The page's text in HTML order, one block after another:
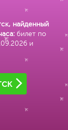
найденный
билет по
и